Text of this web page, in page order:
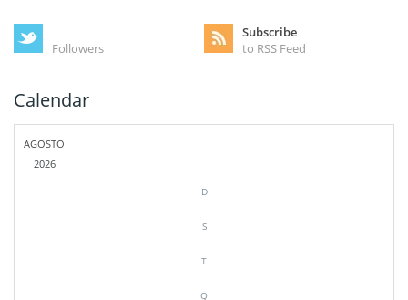
Followers
Subscribe
to RSS Feed
Calendar
AGOSTO
2026
D
S
T
Q